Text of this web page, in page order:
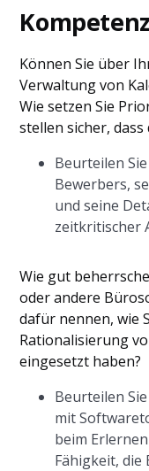
Können Sie über
Verwaltung von
Wie setzen Sie
stellen sicher,
Beurteilen
Bewerbers,
und seine
zeitkritischer
Wie gut
oder andere
dafür nennen, wie
Rationalisierung
eingesetzt haben?
Beurteilen
mit
beim
Fähigkeit, die